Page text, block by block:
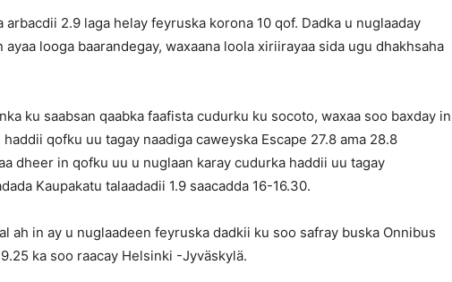
arbacdii 2.9 laga helay feyruska korona 10 qof. Dadka u nuglaaday
looga baarandegay, waxaana loola xiriirayaa sida ugu dhakhsaha
ku saabsan qaabka faafista cudurku ku socoto, waxaa soo baxday in
qofku uu tagay naadiga caweyska Escape 27.8 ama 28.8
dheer in qofku uu u nuglaan karay cudurka haddii uu tagay
Kaupakatu talaadadii 1.9 saacadda 16-16.30.
ah in ay u nuglaadeen feyruska dadkii ku soo safray buska Onnibus
ka soo raacay Helsinki -Jyväskylä.